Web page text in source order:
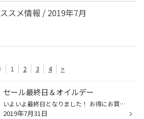
スメ情報 / 2019年7月
1 2 3 4 >
セール最終日＆オイルデー
いよいよ最終日となりました！ お得にお買い上げ頂くなら今日ですよ～(=ﾟωﾟ)ﾉ さらに本日は３の付く日オイルデーです！ もう何でもお得な日って事です。笑 ぜひご来店くださいね(*^-^*) P.S 暑い日が続きます！皆さん体調管理には気をつけて！ 自己管理ですよ！大人なんだから自己管理！！！笑 出来...
2019年7月31日